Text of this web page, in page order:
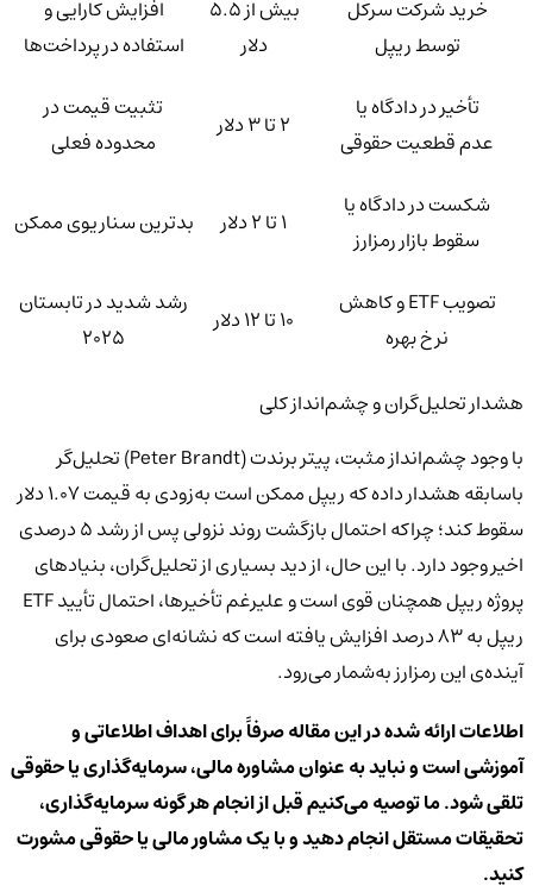
خرید شرکت سرکل
توسط ریپل
بیش از ۵.۵
دلار
افزایش کارایی و
استفاده در پرداخت‌ها
تأخیر در دادگاه یا
عدم قطعیت حقوقی
تثبیت قیمت در
محدوده فعلی
شکست در دادگاه یا
سقوط بازار رمزارز
بدترین سناریوی ممکن
تصویب ETF و کاهش
نرخ بهره
۱۰ تا ۱۲ دلار
رشد شدید در تابستان
۲۰۲۵
هشدار تحلیل‌گران و چشم‌انداز کلی
با وجود چشم‌انداز مثبت، پیتر برندت (Peter Brandt) تحلیل‌گر
باسابقه هشدار داده که ریپل ممکن است به‌زودی به قیمت ۱.۰۷ دلار
سقوط کند؛ چراکه احتمال بازگشت روند نزولی پس از رشد ۵ درصدی
اخیر وجود دارد. با این حال، از دید بسیاری از تحلیل‌گران، بنیادهای
پروژه ریپل همچنان قوی است و علیرغم تأخیرها، احتمال تأیید ETF
ریپل به ۸۳ درصد افزایش یافته است که نشانه‌ای صعودی برای
آینده‌ی این رمزارز به‌شمار می‌رود.
اطلاعات ارائه شده در این مقاله صرفاً برای اهداف اطلاعاتی و
آموزشی است و نباید به عنوان مشاوره مالی، سرمایه‌گذاری یا حقوقی
تلقی شود. ما توصیه می‌کنیم قبل از انجام هر گونه سرمایه‌گذاری،
تحقیقات مستقل انجام دهید و با یک مشاور مالی یا حقوقی مشورت
کنید.